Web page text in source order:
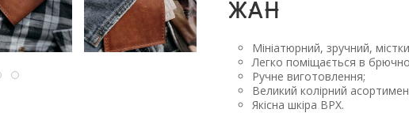
Жан
Мініатюрний, зручний,
Легко поміщається в
Ручне виготовлення;
Великий колірний
Якісна шкіра ВРХ.